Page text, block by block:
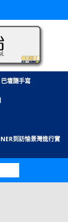
巴壇隨手寫
到訪愉景灣進行實